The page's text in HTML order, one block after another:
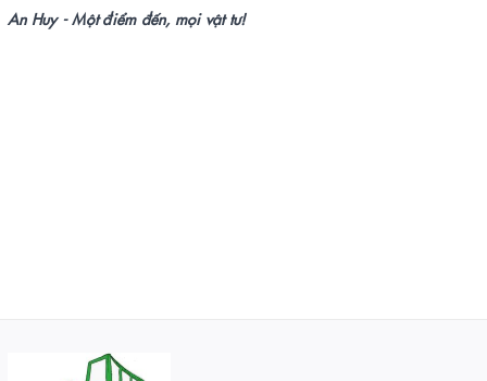
An Huy - Một điểm đến, mọi vật tư!